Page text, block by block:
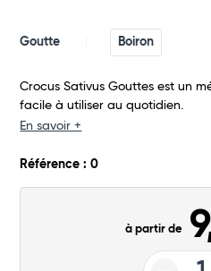
Total
Goutte Boiron
Crocus Sativus Gouttes est un
facile à utiliser au quotidien.
En savoir +
Référence : 0
à partir de